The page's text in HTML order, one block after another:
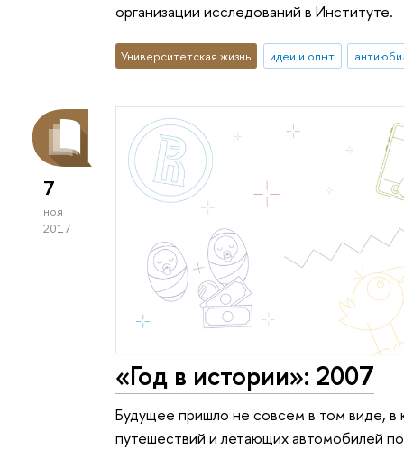
организации исследований в Институте.
Университетская жизнь идеи и опыт
7
ноя
2017
«Год в истории»: 2007
Будущее пришло не совсем в том виде,
путешествий и летающих автомобилей